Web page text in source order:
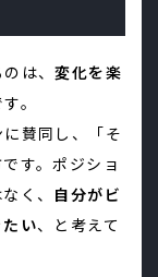
のは、変化を楽
。
賛同し、「そ
す。ポジショ
く、 自分がビ
い、と考えて